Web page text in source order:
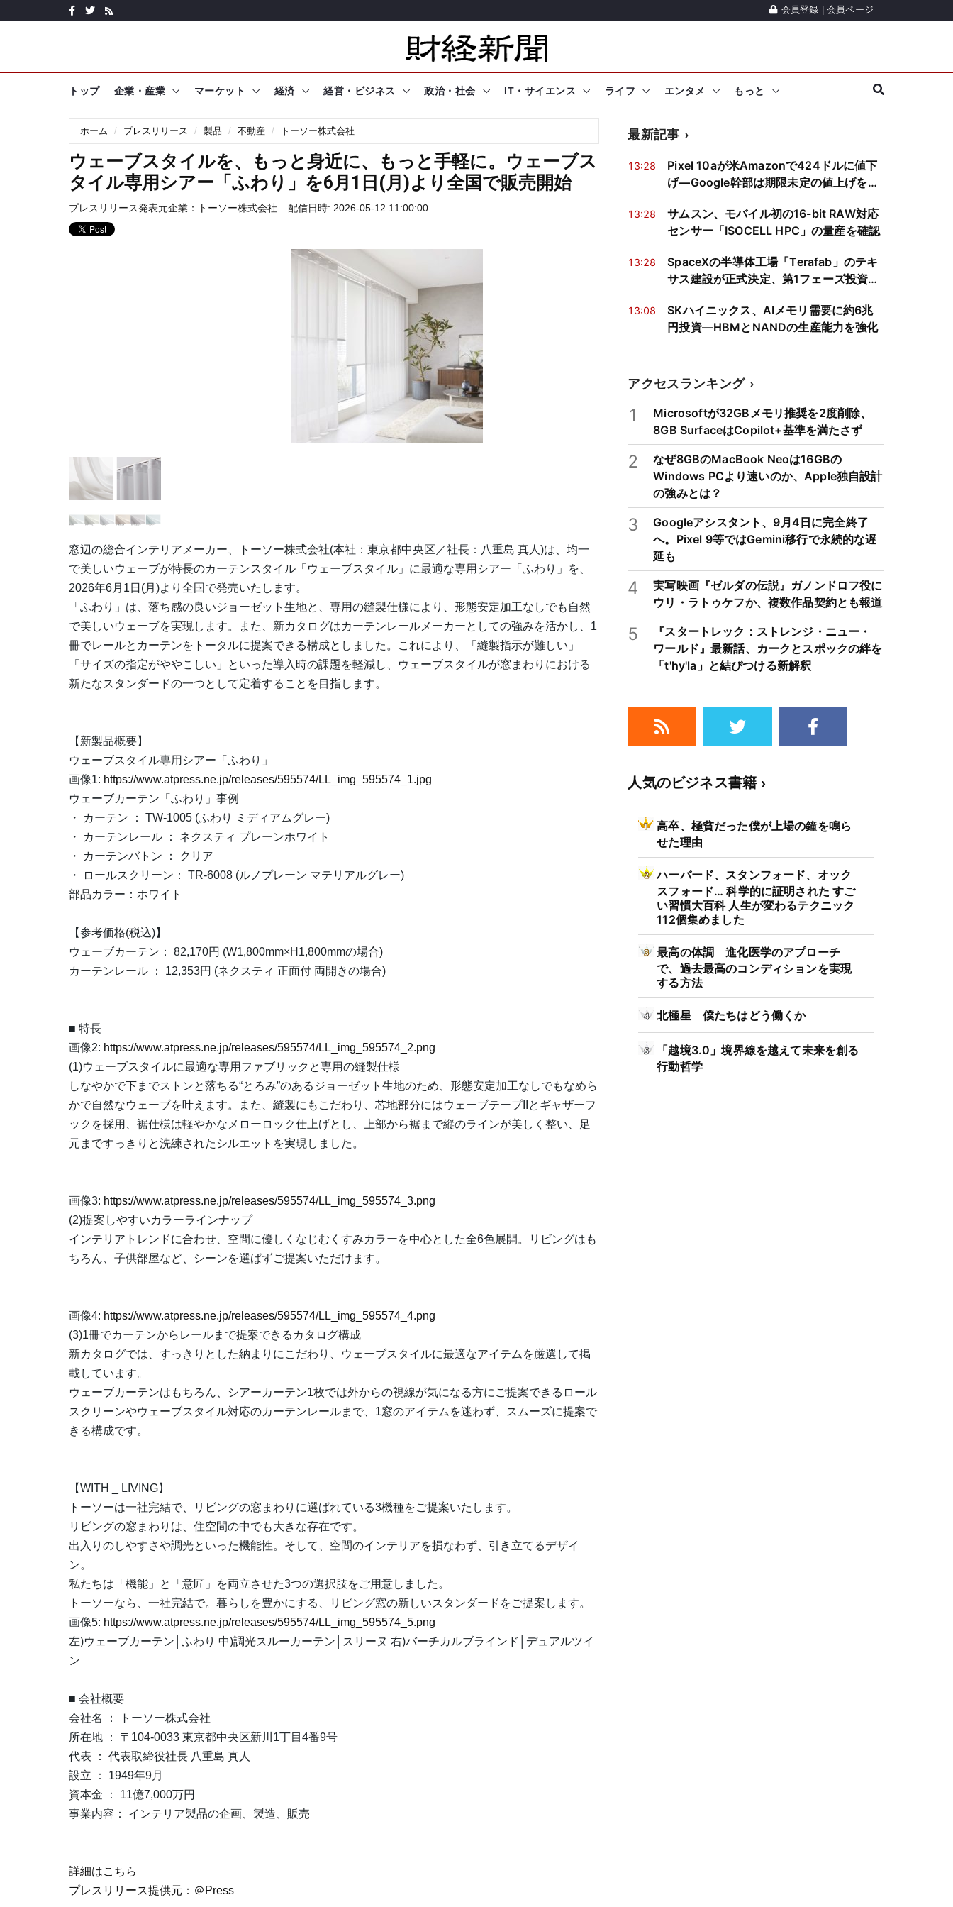
会員登録 会員ページ
トップ 企業・産業 マーケット 経済 経営・ビジネス 政治・社会 IT・サイエンス ライフ エンタメ もっと
ホーム プレスリリース 製品 不動産 トーソー株式会社
ウェーブスタイルを、もっと身近に、もっと手軽に。ウェーブス
タイル専用シアー「ふわり」を6月1日(月)より全国で販売開始
プレスリリース発表元企業： トーソー株式会社 配信日時: 2026-05-12 11:00:00
窓辺の総合インテリアメーカー、トーソー株式会社(本社：東京都中央区／社長：八重島 真人)は、均一
で美しいウェーブが特長のカーテンスタイル「ウェーブスタイル」に最適な専用シアー「ふわり」を、
2026年6月1日(月)より全国で発売いたします。
「ふわり」は、落ち感の良いジョーゼット生地と、専用の縫製仕様により、形態安定加工なしでも自然
で美しいウェーブを実現します。また、新カタログはカーテンレールメーカーとしての強みを活かし、1
冊でレールとカーテンをトータルに提案できる構成としました。これにより、「縫製指示が難しい」
「サイズの指定がややこしい」といった導入時の課題を軽減し、ウェーブスタイルが窓まわりにおける
新たなスタンダードの一つとして定着することを目指します。
【新製品概要】
ウェーブスタイル専用シアー「ふわり」
画像1: https://www.atpress.ne.jp/releases/595574/LL_img_595574_1.jpg
ウェーブカーテン「ふわり」事例
・ カーテン ： TW-1005 (ふわり ミディアムグレー)
・ カーテンレール ： ネクスティ プレーンホワイト
・ カーテンバトン ： クリア
・ ロールスクリーン： TR-6008 (ルノプレーン マテリアルグレー)
部品カラー：ホワイト
【参考価格(税込)】
ウェーブカーテン： 82,170円 (W1,800mm×H1,800mmの場合)
カーテンレール ： 12,353円 (ネクスティ 正面付 両開きの場合)
■ 特長
画像2: https://www.atpress.ne.jp/releases/595574/LL_img_595574_2.png
(1)ウェーブスタイルに最適な専用ファブリックと専用の縫製仕様
しなやかで下までストンと落ちる“とろみ”のあるジョーゼット生地のため、形態安定加工なしでもなめら
かで自然なウェーブを叶えます。また、縫製にもこだわり、芯地部分にはウェーブテープIIとギャザーフ
ックを採用、裾仕様は軽やかなメローロック仕上げとし、上部から裾まで縦のラインが美しく整い、足
元まですっきりと洗練されたシルエットを実現しました。
画像3: https://www.atpress.ne.jp/releases/595574/LL_img_595574_3.png
(2)提案しやすいカラーラインナップ
インテリアトレンドに合わせ、空間に優しくなじむくすみカラーを中心とした全6色展開。リビングはも
ちろん、子供部屋など、シーンを選ばずご提案いただけます。
画像4: https://www.atpress.ne.jp/releases/595574/LL_img_595574_4.png
(3)1冊でカーテンからレールまで提案できるカタログ構成
新カタログでは、すっきりとした納まりにこだわり、ウェーブスタイルに最適なアイテムを厳選して掲
載しています。
ウェーブカーテンはもちろん、シアーカーテン1枚では外からの視線が気になる方にご提案できるロール
スクリーンやウェーブスタイル対応のカーテンレールまで、1窓のアイテムを迷わず、スムーズに提案で
きる構成です。
【WITH _ LIVING】
トーソーは一社完結で、リビングの窓まわりに選ばれている3機種をご提案いたします。
リビングの窓まわりは、住空間の中でも大きな存在です。
出入りのしやすさや調光といった機能性。そして、空間のインテリアを損なわず、引き立てるデザイ
ン。
私たちは「機能」と「意匠」を両立させた3つの選択肢をご用意しました。
トーソーなら、一社完結で。暮らしを豊かにする、リビング窓の新しいスタンダードをご提案します。
画像5: https://www.atpress.ne.jp/releases/595574/LL_img_595574_5.png
左)ウェーブカーテン│ふわり 中)調光スルーカーテン│スリーヌ 右)バーチカルブラインド│デュアルツイ
ン
■ 会社概要
会社名 ： トーソー株式会社
所在地 ： 〒104-0033 東京都中央区新川1丁目4番9号
代表 ： 代表取締役社長 八重島 真人
設立 ： 1949年9月
資本金 ： 11億7,000万円
事業内容： インテリア製品の企画、製造、販売
詳細はこちら
プレスリリース提供元：＠Press
最新記事
13:28
Pixel 10aが米Amazonで424ドルに値下
げ―Google幹部は期限未定の値上げを予
13:28
サムスン、モバイル初の16-bit RAW対応
センサー「ISOCELL HPC」の量産を確認
13:28
SpaceXの半導体工場「Terafab」のテキ
サス建設が正式決定、第1フェーズ投資額
13:08
SKハイニックス、AIメモリ需要に約6兆
円投資―HBMとNANDの生産能力を強化
アクセスランキング
1
Microsoftが32GBメモリ推奨を2度削除、
8GB SurfaceはCopilot+基準を満たさず
2
なぜ8GBのMacBook Neoは16GBの
Windows PCより速いのか、Apple独自設計
の強みとは？
3
Googleアシスタント、9月4日に完全終了
へ。Pixel 9等ではGemini移行で永続的な遅
延も
4
実写映画『ゼルダの伝説』ガノンドロフ役に
ウリ・ラトゥケフか、複数作品契約とも報道
5
『スタートレック：ストレンジ・ニュー・
ワールド』最新話、カークとスポックの絆を
「t'hy'la」と結びつける新解釈
人気のビジネス書籍
高卒、極貧だった僕が上場の鐘を鳴ら
せた理由
ハーバード、スタンフォード、オック
スフォード… 科学的に証明された すご
い習慣大百科 人生が変わるテクニック
112個集めました
最高の体調 進化医学のアプローチ
で、過去最高のコンディションを実現
する方法
北極星 僕たちはどう働くか
「越境3.0」境界線を越えて未来を創る
行動哲学